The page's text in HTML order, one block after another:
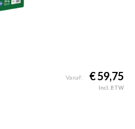
Vanaf: € 59,75
Incl. BTW